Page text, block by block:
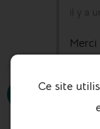
il y a
Merci
Ce site